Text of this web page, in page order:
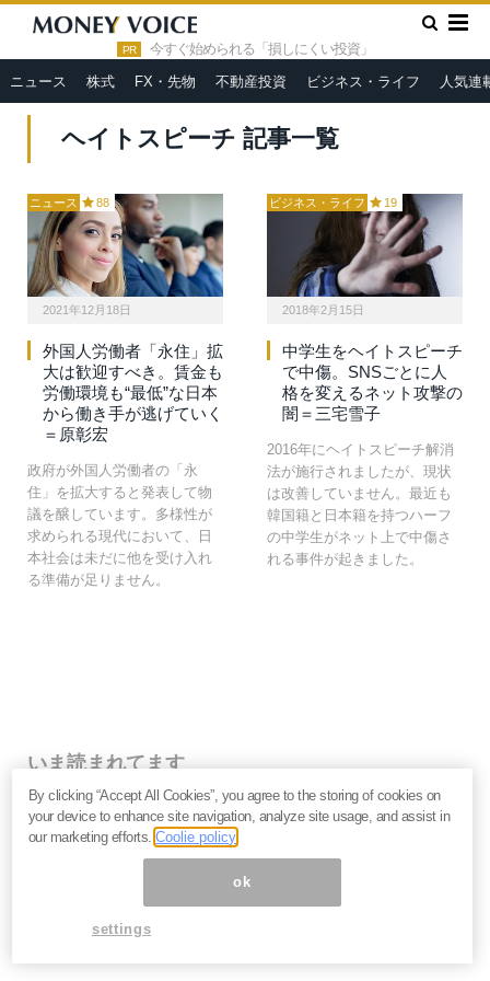
PR 今すぐ始められる「損しにくい投資」
ニュース 株式 FX・先物 不動産投資 ビジネス・ライフ 人気連
HOME » ヘイトスピーチ
ヘイトスピーチ 記事一覧
ニュース 88
2021年12月18日
外国人労働者「永住」拡
大は歓迎すべき。賃金も
労働環境も“最低”な日本
から働き手が逃げていく
＝原彰宏
政府が外国人労働者の「永
住」を拡大すると発表して物
議を醸しています。多様性が
求められる現代において、日
本社会は未だに他を受け入れ
る準備が足りません。
ビジネス・ライフ 19
2018年2月15日
中学生をヘイトスピーチ
で中傷。SNSごとに人
格を変えるネット攻撃の
闇＝三宅雪子
2016年にヘイトスピーチ解消
法が施行されましたが、現状
は改善していません。最近も
韓国籍と日本籍を持つハーフ
の中学生がネット上で中傷さ
れる事件が起きました。
いま読まれてます
株価乱高下「アドバンテスト」は買いか？AI特需の行方
と投資リスクを解説＝江口裕臣
株価下落「三菱重工」今が買い？長期投資家が見るべ
き“防衛だけじゃない”強さと投資リスク＝栫井駿介
べきか、大化けの4条件を解説＝金融ライター K.Y
By clicking “Accept All Cookies”, you agree to the storing of cookies on
your device to enhance site navigation, analyze site usage, and assist in
our marketing efforts.Coolie policy
ok
settings